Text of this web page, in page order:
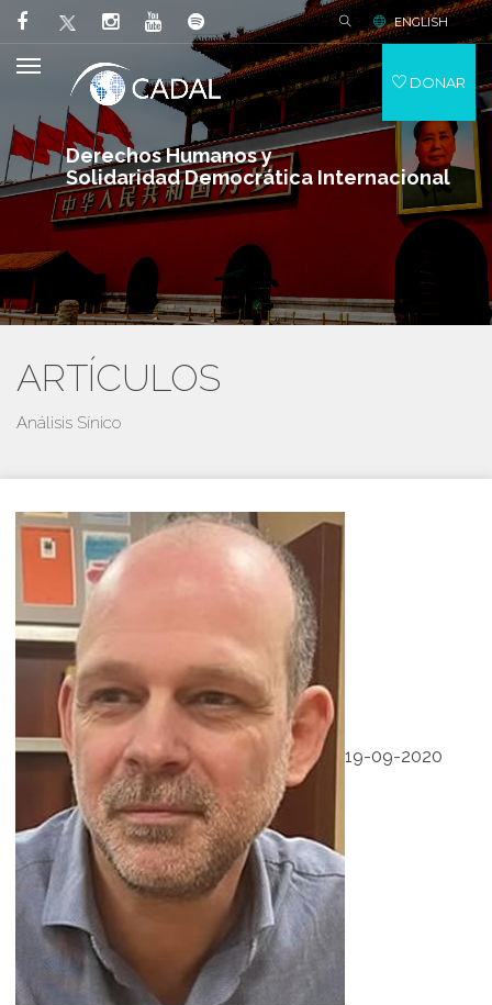
Derechos Humanos y
Solidaridad Democrática Internacional
ENGLISH
DONAR
ARTÍCULOS
Análisis Sínico
19-09-2020